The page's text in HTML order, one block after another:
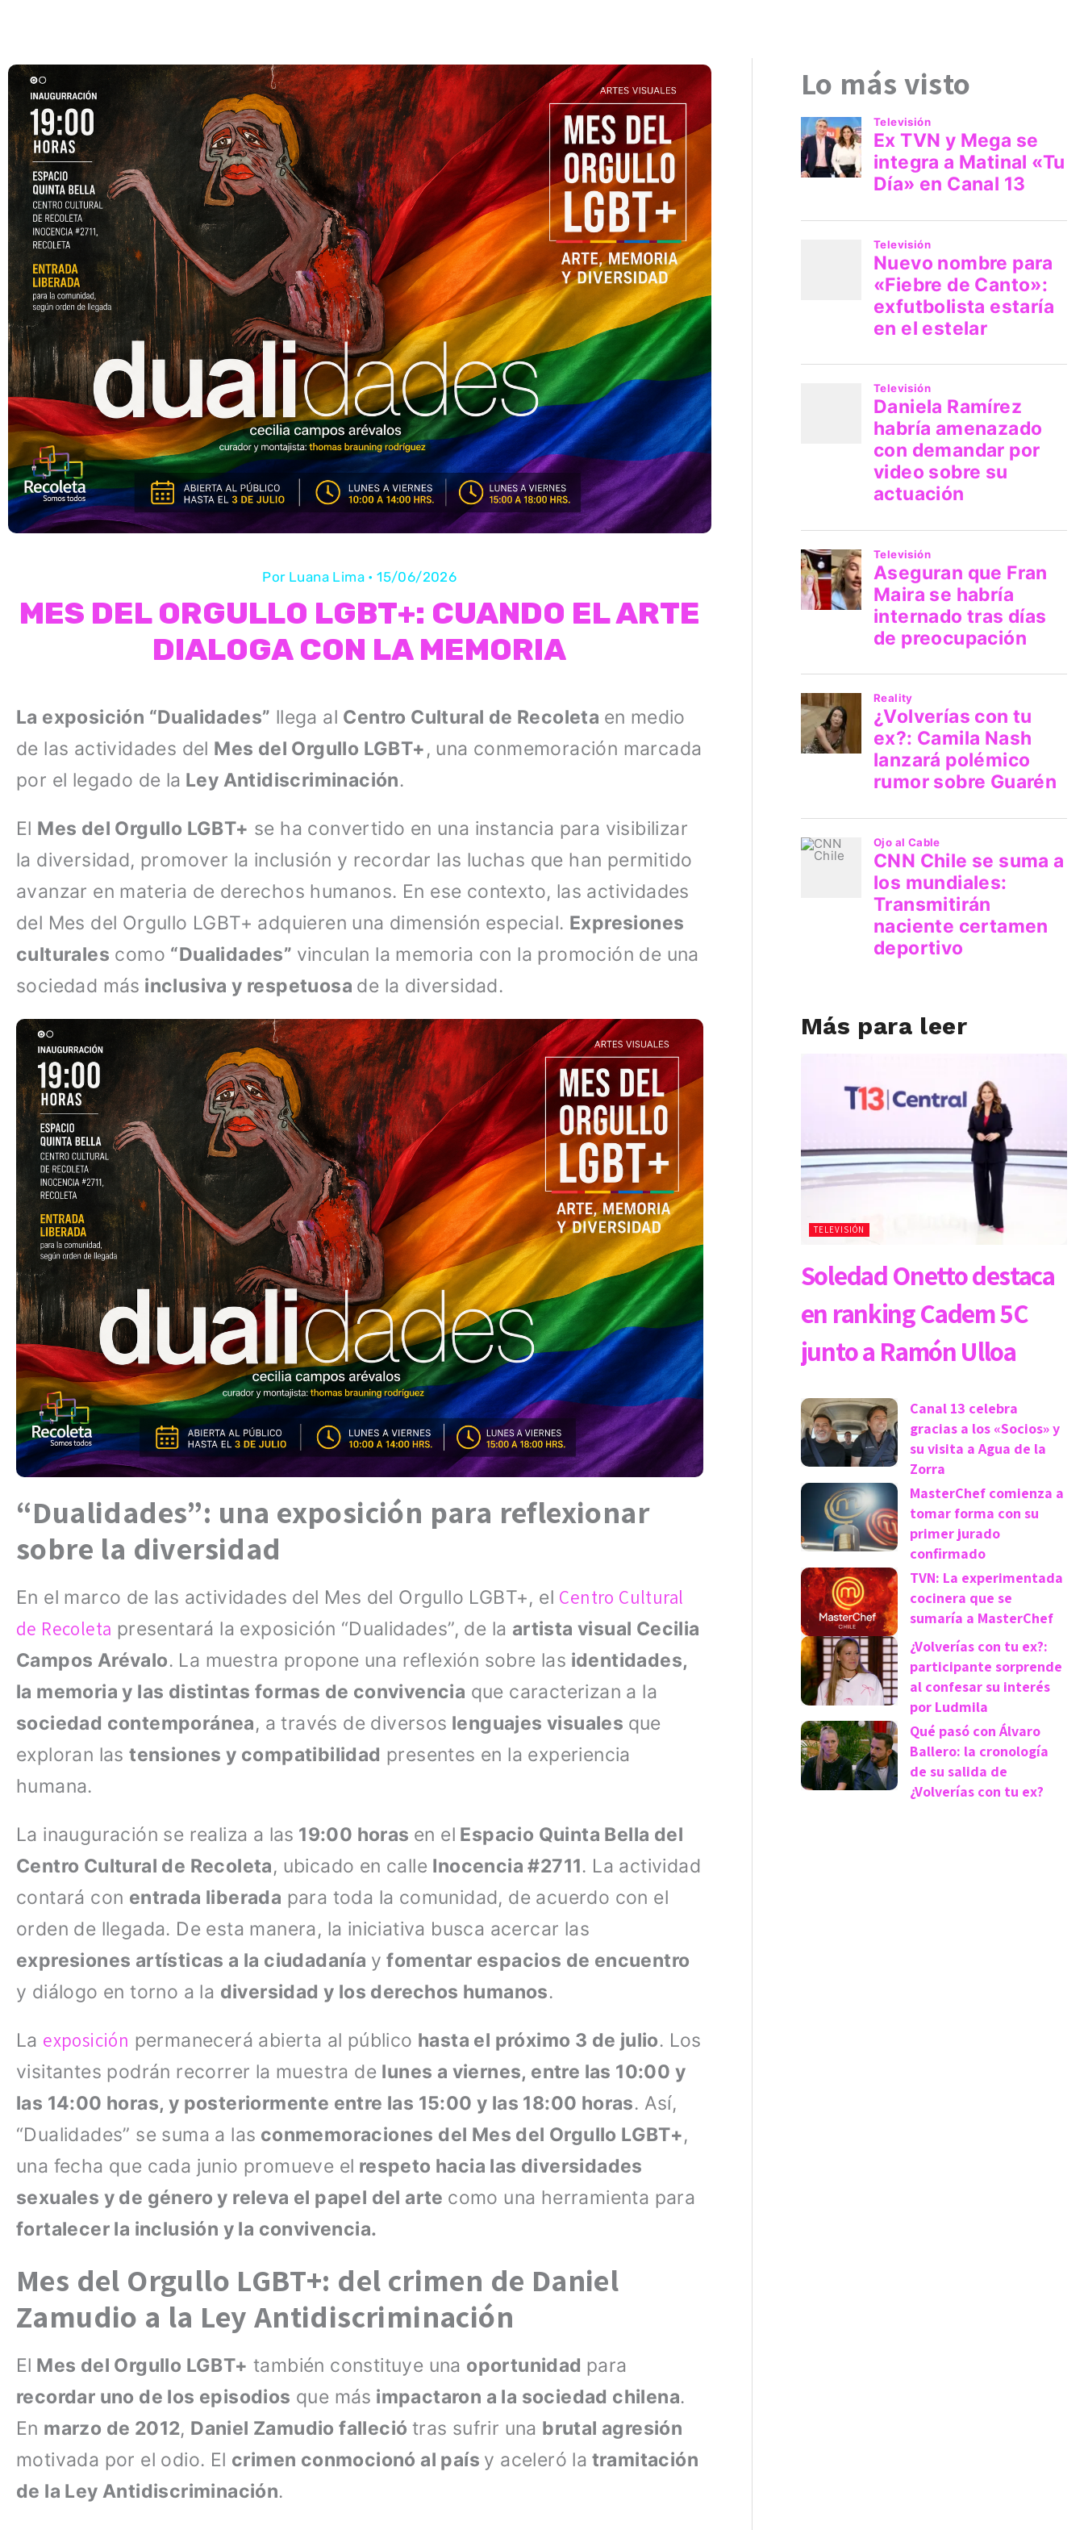
Por Luana Lima •15/06/2026
MES DEL ORGULLO LGBT+: CUANDO EL ARTE
DIALOGA CON LA MEMORIA
La exposición “Dualidades” llega al Centro Cultural de Recoleta en medio
de las actividades del Mes del Orgullo LGBT+, una conmemoración marcada
por el legado de la Ley Antidiscriminación.
El Mes del Orgullo LGBT+ se ha convertido en una instancia para visibilizar
la diversidad, promover la inclusión y recordar las luchas que han permitido
avanzar en materia de derechos humanos. En ese contexto, las actividades
del Mes del Orgullo LGBT+ adquieren una dimensión especial. Expresiones
culturales como “Dualidades” vinculan la memoria con la promoción de una
sociedad más inclusiva y respetuosa de la diversidad.
“Dualidades”: una exposición para reflexionar
sobre la diversidad
En el marco de las actividades del Mes del Orgullo LGBT+, el Centro Cultural
de Recoleta presentará la exposición “Dualidades”, de la artista visual Cecilia
Campos Arévalo. La muestra propone una reflexión sobre las identidades,
la memoria y las distintas formas de convivencia que caracterizan a la
sociedad contemporánea, a través de diversos lenguajes visuales que
exploran lastensiones y compatibilidad presentes en la experiencia
humana.
La inauguración se realiza a las 19:00 horas en el Espacio Quinta Bella del
Centro Cultural de Recoleta, ubicado en calle Inocencia #2711. La actividad
contará con entrada liberada para toda la comunidad, de acuerdo con el
orden de llegada. De esta manera, la iniciativa busca acercar las
expresiones artísticas a la ciudadanía yfomentar espacios de encuentro
y diálogo en torno a la diversidad y los derechos humanos.
La exposición permanecerá abierta al público hasta el próximo 3 de julio. Los
visitantes podrán recorrer la muestra de lunes a viernes, entre las 10:00 y
las 14:00 horas, y posteriormente entre las 15:00 y las 18:00 horas. Así,
“Dualidades” se suma a las conmemoraciones del Mes del Orgullo LGBT+,
una fecha que cada junio promueve el respeto hacia las diversidades
sexuales y de género y releva el papel del arte como una herramienta para
fortalecer la inclusión y la convivencia.
Mes del Orgullo LGBT+: del crimen de Daniel
Zamudio a la Ley Antidiscriminación
El Mes del Orgullo LGBT+ también constituye una oportunidad para
recordar uno de los episodios que más impactaron a la sociedad chilena.
En marzo de 2012, Daniel Zamudio falleció tras sufrir una brutal agresión
motivada por el odio. El crimen conmocionó al país y aceleró la tramitación
de la Ley Antidiscriminación.
Lo más visto
Más para leer
TELEVISIÓN
Soledad Onetto destaca
en ranking Cadem 5C
junto a Ramón Ulloa
Canal 13 celebra
gracias a los «Socios» y
su visita a Agua de la
Zorra
MasterChef comienza a
tomar forma con su
primer jurado
confirmado
TVN: La experimentada
cocinera que se
sumaría a MasterChef
¿Volverías con tu ex?:
participante sorprende
al confesar su interés
por Ludmila
Qué pasó con Álvaro
Ballero: la cronología
de su salida de
¿Volverías con tu ex?